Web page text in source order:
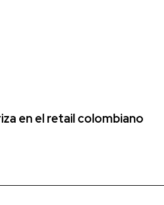
en el retail colombiano